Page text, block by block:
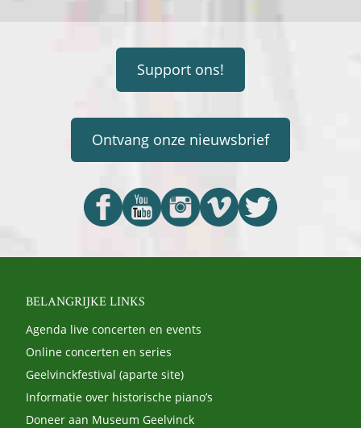
Support ons!
Ontvang onze nieuwsbrief
BELANGRIJKE LINKS
Agenda live concerten en events
Online concerten en series
Geelvinckfestival (aparte site)
Informatie over historische piano’s
Doneer aan Museum Geelvinck